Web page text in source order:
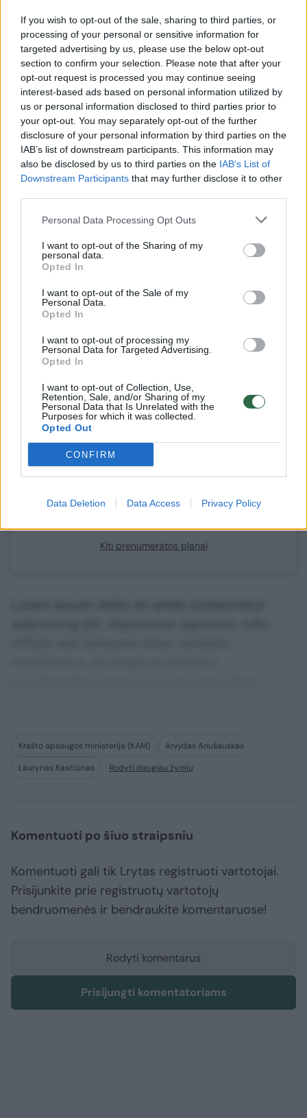
If you wish to opt-out of the sale, sharing to third parties, or
processing of your personal or sensitive information for
targeted advertising by us, please use the below opt-out
section to confirm your selection. Please note that after your
opt-out request is processed you may continue seeing
interest-based ads based on personal information utilized by
us or personal information disclosed to third parties prior to
your opt-out. You may separately opt-out of the further
disclosure of your personal information by third parties on the
IAB’s list of downstream participants. This information may
also be disclosed by us to third parties on the IAB’s List of
Downstream Participants that may further disclose it to other
Personal Data Processing Opt Outs
I want to opt-out of the Sharing of my
personal data.
Opted In
I want to opt-out of the Sale of my
Personal Data.
Opted In
I want to opt-out of processing my
Personal Data for Targeted Advertising.
Opted In
I want to opt-out of Collection, Use,
Retention, Sale, and/or Sharing of my
Personal Data that Is Unrelated with the
Purposes for which it was collected.
Opted Out
CONFIRM
Data Deletion Data Access Privacy Policy
Įvardijo išaugusią grėsmę
Praėjusią savaitę konservatorių lyderis,
užsienio reikalų ministras G.Landsbergis ne
kartą pakartojo, kad Vyriausybės skiriamas
finansavimas šalies gynybai yra reikšmingas,
tačiau nebeatitinka geopolitinės realybės.
Ministras kėlė klausimą, ar šalies gyventojai
suvokia, kad kitas Rusijos taikinys gali būti
Lietuva.
Norite skaityti toliau?
prenumeratoriumi
Vos nuo 1 Eur / mėn.
Prenumeruoti
Kiti prenumeratos planai
Krašto apsaugos ministerija (KAM)
Arvydas Anušauskas
Laurynas Kasčiūnas
Rodyti daugiau žymių
Komentuoti po šiuo straipsniu
Komentuoti gali tik Lrytas registruoti vartotojai.
Prisijunkite prie registruotų vartotojų
bendruomenės ir bendraukite komentaruose!
Rodyti komentarus
Prisijungti komentatoriams